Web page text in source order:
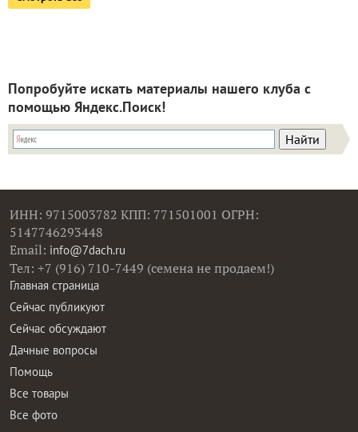
Попробуйте искать материалы нашего клуба с
помощью Яндекс.Поиск!
ИНН: 9715003782 КПП: 771501001 ОГРН:
5147746293448
Email: info@7dach.ru
Тел: +7 (916) 710-7449 (семена не продаем!)
Главная страница
Сейчас публикуют
Сейчас обсуждают
Дачные вопросы
Помощь
Все товары
Все фото